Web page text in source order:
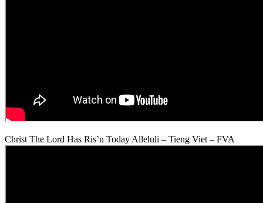
Christ The Lord Has Ris’n Today Alleluli – Tieng Viet – FVA